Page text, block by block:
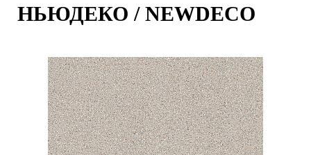
НЬЮДЕКО / NEWDECO